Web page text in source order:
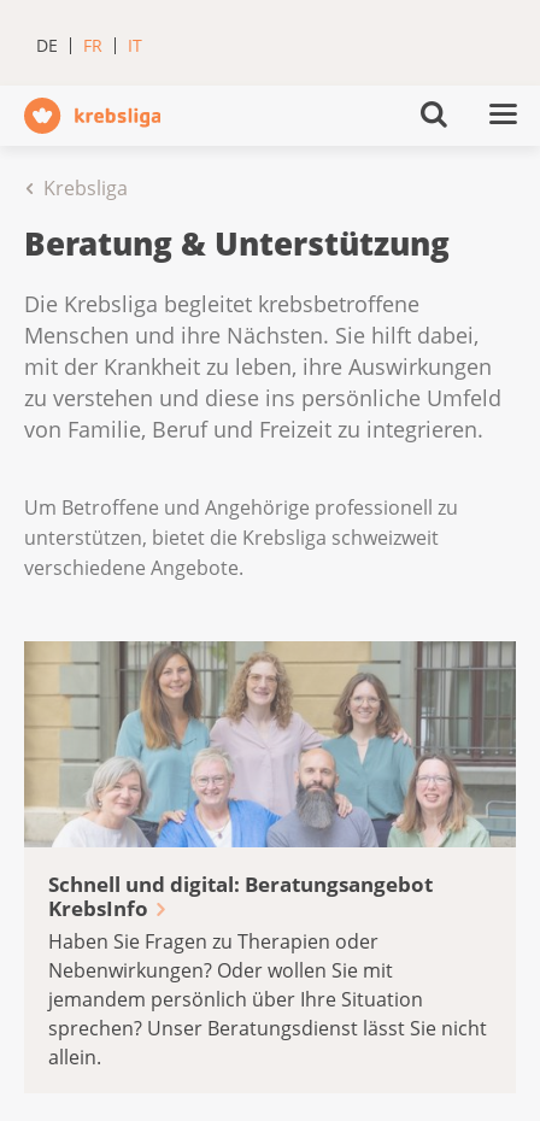
DE FR IT
Krebsliga
Beratung & Unterstützung
Die Krebsliga begleitet krebsbetroffene
Menschen und ihre Nächsten. Sie hilft dabei,
mit der Krankheit zu leben, ihre Auswirkungen
zu verstehen und diese ins persönliche Umfeld
von Familie, Beruf und Freizeit zu integrieren.
Um Betroffene und Angehörige professionell zu
unterstützen, bietet die Krebsliga schweizweit
verschiedene Angebote.
Schnell und digital: Beratungsangebot
KrebsInfo
Haben Sie Fragen zu Therapien oder
Nebenwirkungen? Oder wollen Sie mit
jemandem persönlich über Ihre Situation
sprechen? Unser Beratungsdienst lässt Sie nicht
allein.